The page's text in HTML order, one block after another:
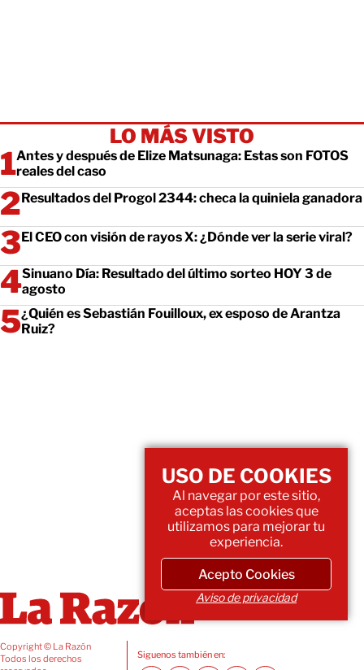
LO MÁS VISTO
Antes y después de Elize Matsunaga: Estas son FOTOS
reales del caso
Resultados del Progol 2344: checa la quiniela ganadora
El CEO con visión de rayos X: ¿Dónde ver la serie viral?
Sinuano Día: Resultado del último sorteo HOY 3 de
agosto
¿Quién es Sebastián Fouilloux, ex esposo de Arantza
Ruiz?
Copyright © La Razón
Todos los derechos
Siguenos también en:
USO DE COOKIES
Al navegar por este sitio,
aceptas las cookies que
utilizamos para mejorar tu
experiencia.
Acepto Cookies
Aviso de privacidad